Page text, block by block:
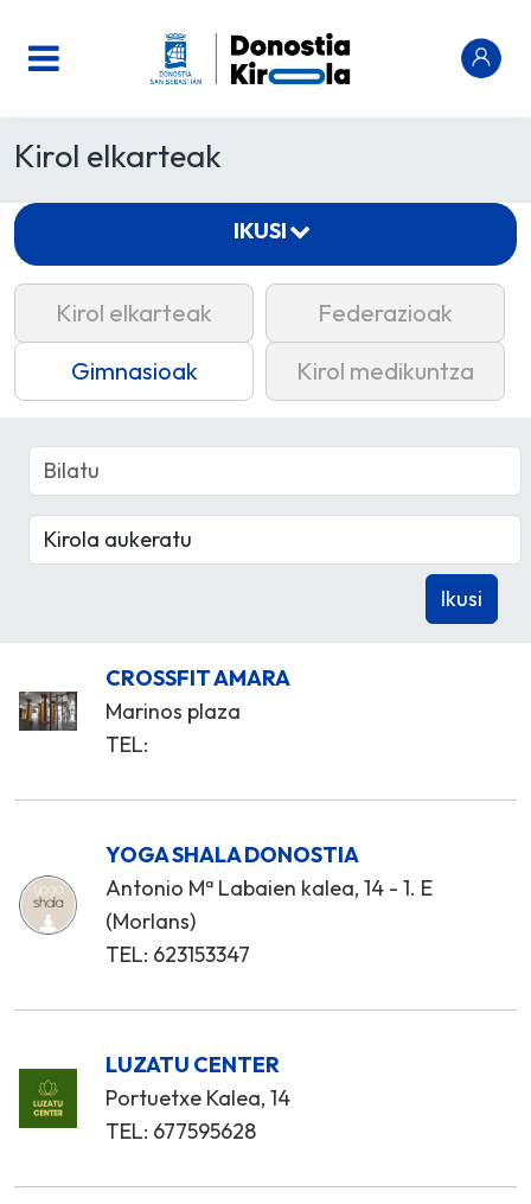
Kirol elkarteak
Kirol elkarteak
Federazioak
Gimnasioak
Kirol medikuntza
CROSSFIT AMARA
Marinos plaza
TEL:
YOGA SHALA DONOSTIA
Antonio Mª Labaien kalea, 14 - 1. E
(Morlans)
TEL: 623153347
LUZATU CENTER
Portuetxe Kalea, 14
TEL: 677595628
IKUSI